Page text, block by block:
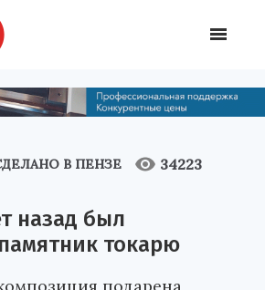
В ПЕНЗЕ 34223
назад был
токарю
подарена